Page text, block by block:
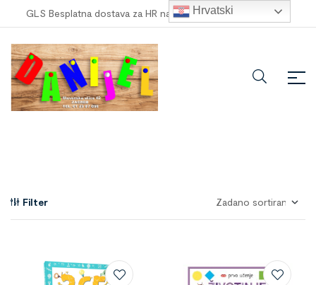
GLS Besplatna dostava za HR narudžbe veće od 100,00 €
Filter
Hrvatski